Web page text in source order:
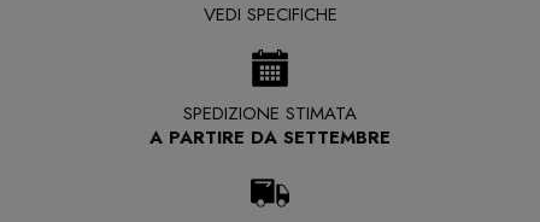
VEDI SPECIFICHE
SPEDIZIONE STIMATA
A PARTIRE DA SETTEMBRE